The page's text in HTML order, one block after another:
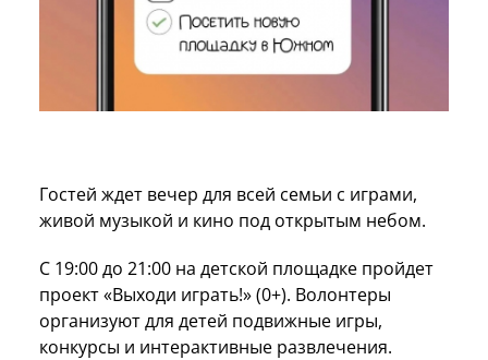
Гостей ждет вечер для всей семьи с играми,
живой музыкой и кино под открытым небом.
С 19:00 до 21:00 на детской площадке пройдет
проект «Выходи играть!» (0+). Волонтеры
организуют для детей подвижные игры,
конкурсы и интерактивные развлечения.